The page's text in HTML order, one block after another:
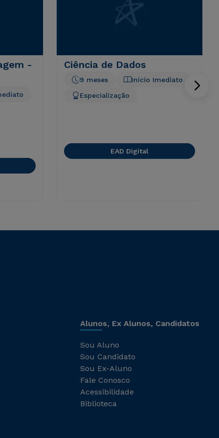
- Ciência de Dados
Início Imediato
9 meses
Especialização
EAD Digital
Alunos, Ex Alunos, Candidatos
Sou Aluno
Sou Candidato
Sou Ex-Aluno
Fale Conosco
Acessibilidade
Biblioteca